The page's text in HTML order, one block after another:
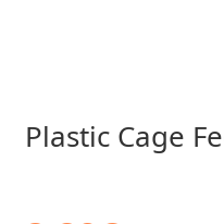
Plastic Cage